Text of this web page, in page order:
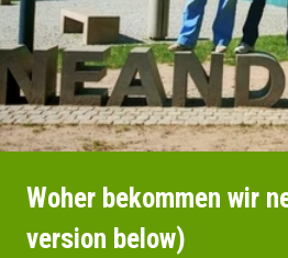
Woher bekommen wir
version below)